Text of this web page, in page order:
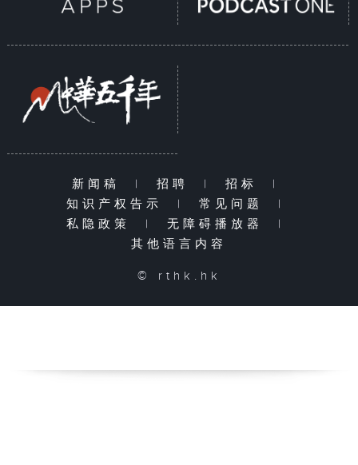
新闻稿 | 招聘 | 招标
|
知识产权告示
| 常见问题
|
私隐政策
| 无障碍播放器
|
其他语言内容
© rthk.hk